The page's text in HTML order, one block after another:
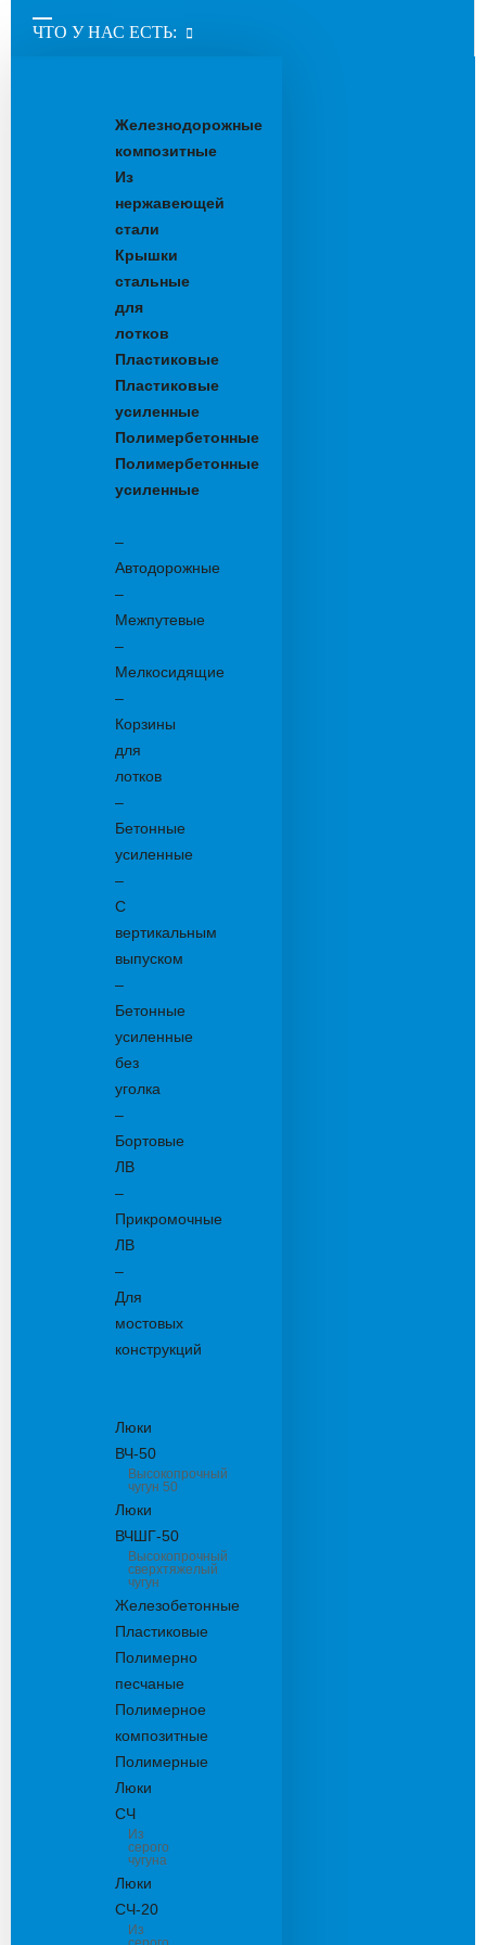
ЧТО У НАС ЕСТЬ:
Железнодорожные
композитные
Из
нержавеющей
стали
Крышки
стальные
для
лотков
Пластиковые
Пластиковые
усиленные
Полимербетонные
Полимербетонные
усиленные
–
Автодорожные
–
Межпутевые
–
Мелкосидящие
–
Корзины
для
лотков
–
Бетонные
усиленные
–
С
вертикальным
выпуском
–
Бетонные
усиленные
без
уголка
–
Бортовые
ЛВ
–
Прикромочные
ЛВ
–
Для
мостовых
конструкций
Люки
ВЧ-50
Высокопрочный
чугун 50
Люки
ВЧШГ-50
Высокопрочный
сверхтяжелый
чугун
Железобетонные
Пластиковые
Полимерно
песчаные
Полимерное
композитные
Полимерные
Люки
СЧ
Из
серого
чугуна
Люки
СЧ-20
Из